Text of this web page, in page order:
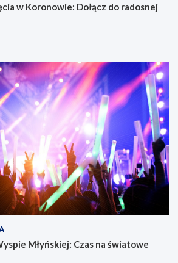
w Koronowie: Dołącz do radosnej
Młyńskiej: Czas na światowe